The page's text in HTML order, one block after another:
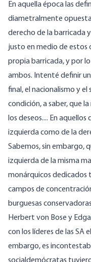
En aquella época las
diametralmente
derecho de la barricada
justo en medio de estos
propia barricada, y por
ambos. Intenté definir
final, el nacionalismo y
condición, a saber, que
los deseos.... En
izquierda como de la
Sabemos, sin embargo,
izquierda de la misma
monárquicos dedicados
campos de
burguesas
Herbert von Bose y
con los líderes de las SA
embargo, es